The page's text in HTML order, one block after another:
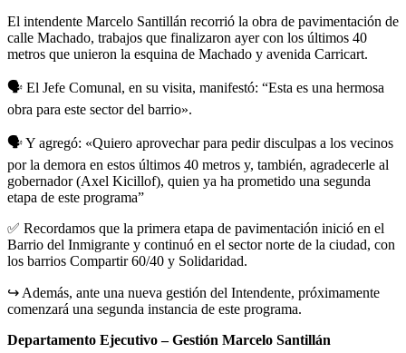
El intendente Marcelo Santillán recorrió la obra de pavimentación de
calle Machado, trabajos que finalizaron ayer con los últimos 40
metros que unieron la esquina de Machado y avenida Carricart.
🗣️ El Jefe Comunal, en su visita, manifestó: “Esta es una hermosa
obra para este sector del barrio».
🗣️ Y agregó: «Quiero aprovechar para pedir disculpas a los vecinos
por la demora en estos últimos 40 metros y, también, agradecerle al
gobernador (Axel Kicillof), quien ya ha prometido una segunda
etapa de este programa”
✅ Recordamos que la primera etapa de pavimentación inició en el
Barrio del Inmigrante y continuó en el sector norte de la ciudad, con
los barrios Compartir 60/40 y Solidaridad.
↪️ Además, ante una nueva gestión del Intendente, próximamente
comenzará una segunda instancia de este programa.
Departamento Ejecutivo – Gestión Marcelo Santillán